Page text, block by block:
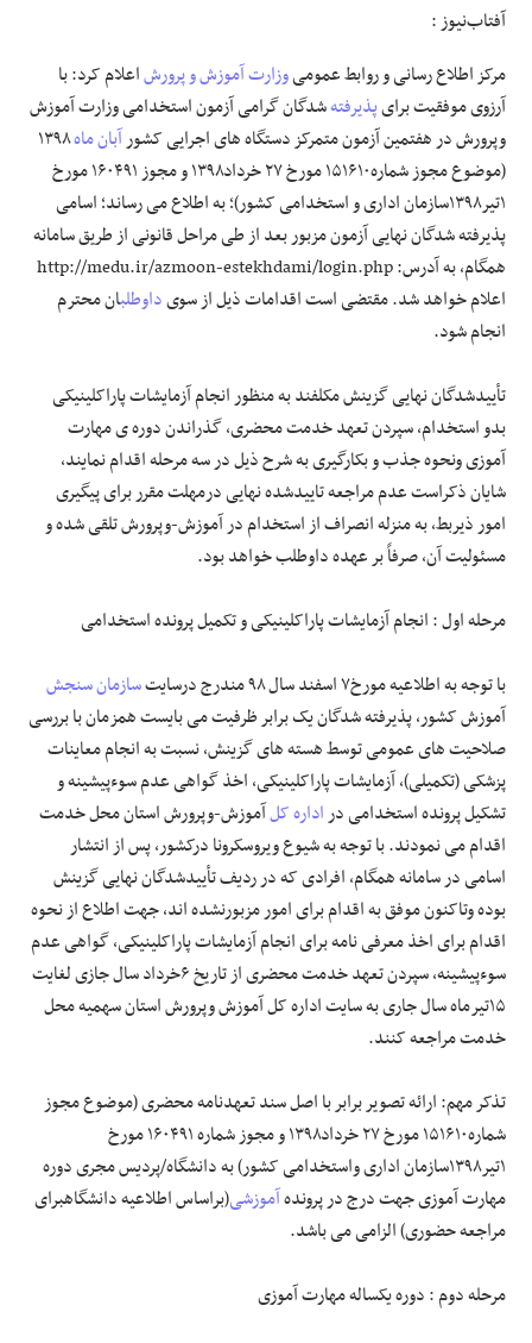
آفتاب‌‌نیوز :
مرکز اطلاع رسانی و روابط عمومیوزارت آموزش و پرورشاعلام کرد: با
آرزوی موفقیت برایپذیرفتهشدگان گرامی آزمون استخدامی وزارت آموزش
وپرورش در هفتمین آزمون متمرکز دستگاه های اجرایی کشورآبان ماه۱۳۹۸
(موضوع مجوز شماره۱۵۱۶۱۰ مورخ ۲۷ خرداد۱۳۹۸ و مجوز ۱۶۰۴۹۱ مورخ
۱تیر۱۳۹۸سازمان اداری و استخدامی کشور)؛ به اطلاع می رساند؛ اسامی
پذیرفته شدگان نهایی آزمون مزبور بعد از طی مراحل قانونی از طریق سامانه
همگام، به آدرس: http://medu.ir/azmoon-estekhdami/login.php
اعلام خواهد شد. مقتضی است اقدامات ذیل از سویداوطلبان محترم
انجام شود.
تأییدشدگان نهایی گزینش مکلفند به منظور انجام آزمایشات پاراکلینیکی
بدو استخدام، سپردن تعهد خدمت محضری، گذراندن دوره ی مهارت
آموزی ونحوه جذب و بکارگیری به شرح ذیل در سه مرحله اقدام نمایند،
شایان ذکراست عدم مراجعه تاییدشده نهایی درمهلت مقرر برای پیگیری
امور ذیربط، به منزله انصراف از استخدام در آموزش-وپرورش تلقی شده و
مسئولیت آن، صرفاً بر عهده داوطلب خواهد بود.
مرحله اول : انجام آزمایشات پاراکلینیکی و تکمیل پرونده استخدامی
با توجه به اطلاعیه مورخ۷ اسفند سال ۹۸ مندرج درسایت
سازمان سنجش
آموزش کشور، پذیرفته شدگان یک برابر ظرفیت می بایست همزمان با بررسی
صلاحیت های عمومی توسط هسته های گزینش، نسبت به انجام معاینات
پزشکی (تکمیلی)، آزمایشات پاراکلینیکی، اخذ گواهی عدم سوءپیشینه و
تشکیل پرونده استخدامی دراداره کلآموزش-وپرورش استان محل خدمت
اقدام می نمودند. با توجه به شیوع ویروسکرونا درکشور، پس از انتشار
اسامی در سامانه همگام، افرادی که در ردیف تأییدشدگان نهایی گزینش
بوده وتاکنون موفق به اقدام برای امور مزبورنشده اند، جهت اطلاع از نحوه
اقدام برای اخذ معرفی نامه برای انجام آزمایشات پاراکلینیکی، گواهی عدم
سوءپیشینه، سپردن تعهد خدمت محضری از تاریخ ۶خرداد سال جازی لغایت
۱۵تیرماه سال جاری به سایت اداره کل آموزش وپرورش استان سهمیه محل
خدمت مراجعه کنند.
تذکر مهم: ارائه تصویر برابر با اصل سند تعهدنامه محضری (موضوع مجوز
شماره۱۵۱۶۱۰ مورخ ۲۷ خرداد۱۳۹۸ و مجوز شماره ۱۶۰۴۹۱ مورخ
۱تیر۱۳۹۸سازمان اداری واستخدامی کشور) به دانشگاه/پردیس مجری دوره
مهارت آموزی جهت درج در پروندهآموزشی(براساس اطلاعیه دانشگاهبرای
مراجعه حضوری) الزامی می باشد.
مرحله دوم : دوره یکساله مهارت آموزی